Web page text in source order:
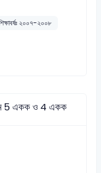
২০০৭-২০০৮
5 একক ও 4 একক